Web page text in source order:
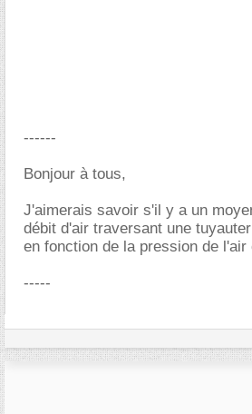
------
Bonjour à tous,
J'aimerais savoir s'il y a un
débit d'air traversant une
en fonction de la pression de l'air
-----